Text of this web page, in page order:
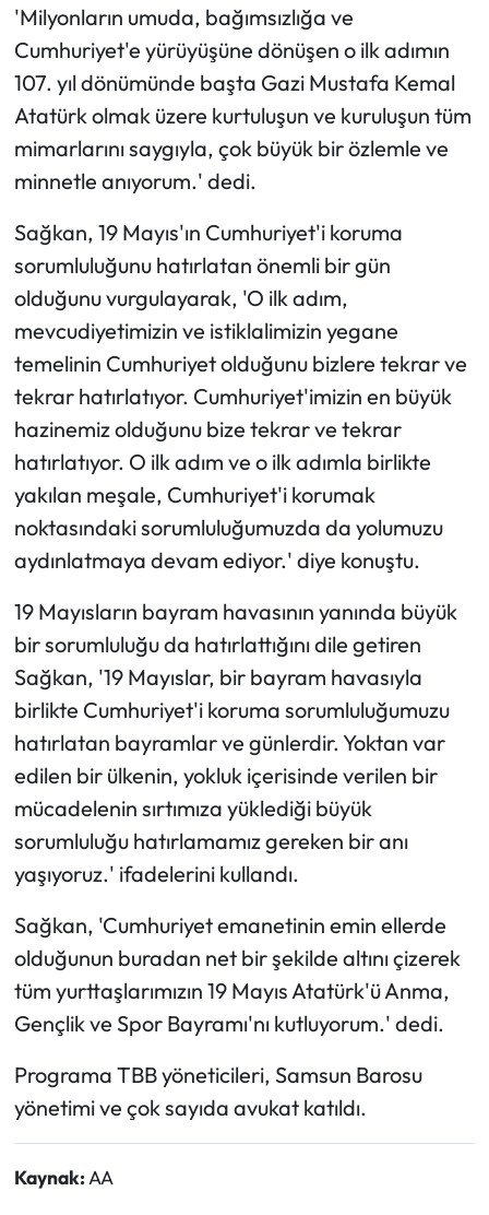
'Milyonların umuda, bağımsızlığa ve
Cumhuriyet'e yürüyüşüne dönüşen o ilk adımın
107. yıl dönümünde başta Gazi Mustafa Kemal
Atatürk olmak üzere kurtuluşun ve kuruluşun tüm
mimarlarını saygıyla, çok büyük bir özlemle ve
minnetle anıyorum.' dedi.
Sağkan, 19 Mayıs'ın Cumhuriyet'i koruma
sorumluluğunu hatırlatan önemli bir gün
olduğunu vurgulayarak, 'O ilk adım,
mevcudiyetimizin ve istiklalimizin yegane
temelinin Cumhuriyet olduğunu bizlere tekrar ve
tekrar hatırlatıyor. Cumhuriyet'imizin en büyük
hazinemiz olduğunu bize tekrar ve tekrar
hatırlatıyor. O ilk adım ve o ilk adımla birlikte
yakılan meşale, Cumhuriyet'i korumak
noktasındaki sorumluluğumuzda da yolumuzu
aydınlatmaya devam ediyor.' diye konuştu.
19 Mayısların bayram havasının yanında büyük
bir sorumluluğu da hatırlattığını dile getiren
Sağkan, '19 Mayıslar, bir bayram havasıyla
birlikte Cumhuriyet'i koruma sorumluluğumuzu
hatırlatan bayramlar ve günlerdir. Yoktan var
edilen bir ülkenin, yokluk içerisinde verilen bir
mücadelenin sırtımıza yüklediği büyük
sorumluluğu hatırlamamız gereken bir anı
yaşıyoruz.' ifadelerini kullandı.
Sağkan, 'Cumhuriyet emanetinin emin ellerde
olduğunun buradan net bir şekilde altını çizerek
tüm yurttaşlarımızın 19 Mayıs Atatürk'ü Anma,
Gençlik ve Spor Bayramı'nı kutluyorum.' dedi.
Programa TBB yöneticileri, Samsun Barosu
yönetimi ve çok sayıda avukat katıldı.
Kaynak:AA